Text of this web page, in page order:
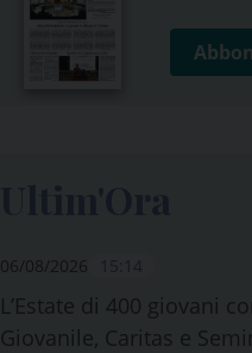
06/08/2026
L’Estate di 400 giovani
Giovanile, Caritas e